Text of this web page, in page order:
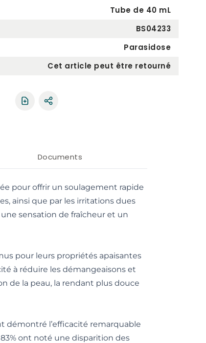
Tube de 40 mL
BS04233
Parasidose
Cet article peut être retourné
Partager le produit
Documents
pour offrir un soulagement rapide
ainsi que par les irritations dues
sensation de fraîcheur et un
pour leurs propriétés apaisantes
à réduire les démangeaisons et
de la peau, la rendant plus douce
démontré l’efficacité remarquable
ont noté une disparition des